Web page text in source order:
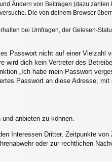
Ändern von Beiträgen (dazu zählen
Die von deinem Browser
bei Umfragen, der Gelesen-
Passwort nicht auf einer Vielzahl
wird dich kein Vertreter des
„Ich habe mein Passwort
Passwort an diese Adresse, mit
anbieten zu können.
Interessen Dritter, Zeitpunkte von
oder zur rechtlichen